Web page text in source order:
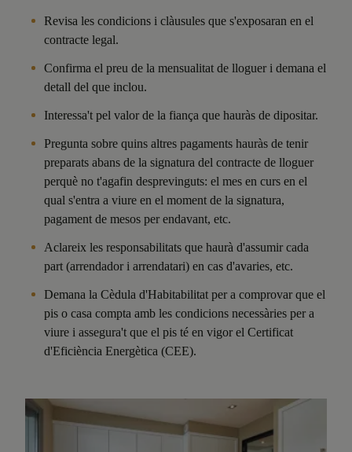
Revisa les condicions i clàusules que s'exposaran en el
contracte legal.
Confirma el preu de la mensualitat de lloguer i demana el
detall del que inclou.
Interessa't pel valor de la fiança que hauràs de dipositar.
Pregunta sobre quins altres pagaments hauràs de tenir
preparats abans de la signatura del contracte de lloguer
perquè no t'agafin desprevinguts: el mes en curs en el
qual s'entra a viure en el moment de la signatura,
pagament de mesos per endavant, etc.
Aclareix les responsabilitats que haurà d'assumir cada
part (arrendador i arrendatari) en cas d'avaries, etc.
Demana la Cèdula d'Habitabilitat per a comprovar que el
pis o casa compta amb les condicions necessàries per a
viure i assegura't que el pis té en vigor el Certificat
d'Eficiència Energètica (CEE).